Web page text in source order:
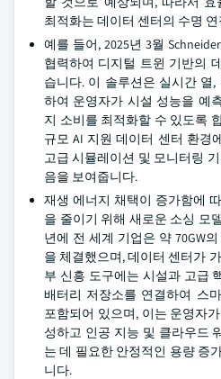
최적화는 데이터 센터의 수명
예를 들어, 2025년 3월
협력하여 디지털 트윈 기반의
습니다. 이 솔루션은 실시간 열
하여 운영자가 시설 성능을 예
지 소비를 최적화할 수 있도록
규모 AI 지원 데이터 센터 환경
고급 시뮬레이션 및 모니터링
음을 보여줍니다.
재생 에너지 채택이 증가함에
을 줄이기 위해 새로운 소싱 모
년에 전 세계 기업은 약 70GW
을 체결했으며, 데이터 센터가
부 신흥 도구에는 시설과 고급
배터리 저장소를 연결하여 스
포함되어 있으며, 이는 운영자
성하고 인공 지능 및 클라우드
는 데 필요한 안정적인 용량 증
니다.